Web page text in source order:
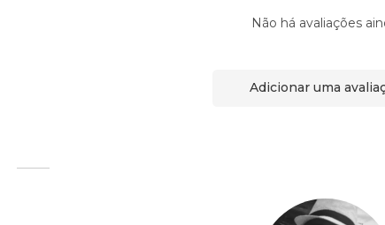
Não há avaliações
Adicionar uma